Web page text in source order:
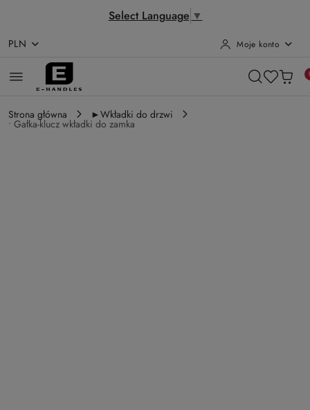
Select Language ▼
Przejdź do treści głównej
Przejdź do wyszukiwarki
Przejdź do moje konto
Przejdź do menu głównego
Przejdź do opisu produktu
Przejdź do stopki
PLN Moje konto
Strona główna ►Wkładki do drzwi
• Gałka-klucz wkładki do zamka